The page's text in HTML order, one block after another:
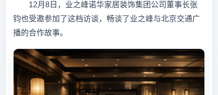
12月8日，业之峰诺华家居装饰集团公司董事长张
钧也受邀参加了这档访谈，畅谈了业之峰与北京交通广
播的合作故事。